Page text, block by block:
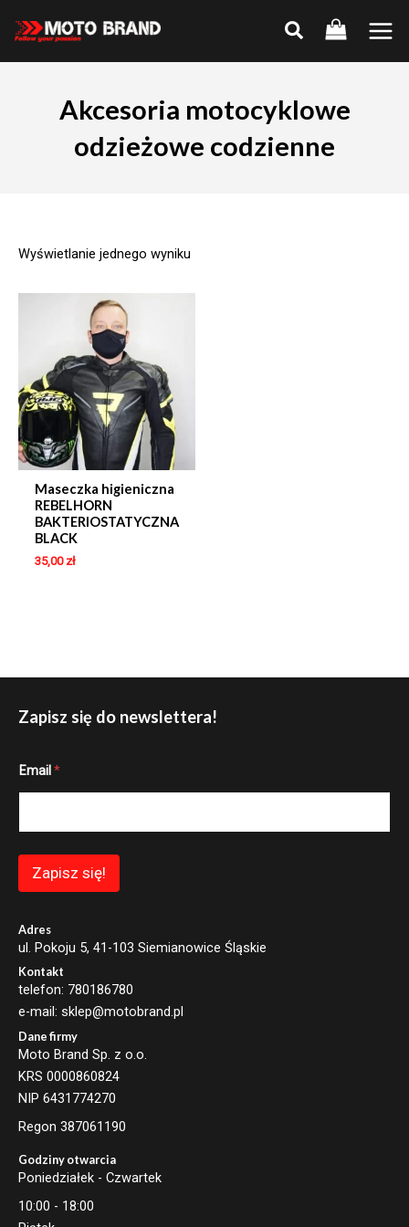
Main
Akcesoria motocyklowe
odzieżowe codzienne
Wyświetlanie jednego wyniku
Maseczka higieniczna
REBELHORN
BAKTERIOSTATYCZNA
BLACK
35,00 zł
Zapisz się do newslettera!
m
E
l
m
a
l
Email *
Zapisz się!
Adres
ul. Pokoju 5, 41-103 Siemianowice Śląskie
Kontakt
telefon: 780186780
e-mail: sklep@motobrand.pl
Dane firmy
Moto Brand Sp. z o.o.
KRS 0000860824
NIP 6431774270
Regon 387061190
Godziny otwarcia
Poniedziałek - Czwartek
10:00 - 18:00